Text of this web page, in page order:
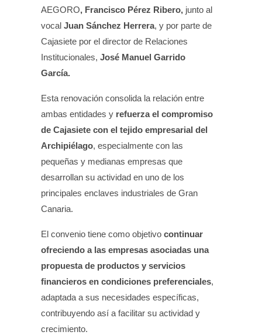
AEGORO, Francisco Pérez Ribero, junto al
vocal Juan Sánchez Herrera, y por parte de
Cajasiete por el director de Relaciones
Institucionales, José Manuel Garrido
García.
Esta renovación consolida la relación entre
ambas entidades y refuerza el compromiso
de Cajasiete con el tejido empresarial del
Archipiélago, especialmente con las
pequeñas y medianas empresas que
desarrollan su actividad en uno de los
principales enclaves industriales de Gran
Canaria.
El convenio tiene como objetivo continuar
ofreciendo a las empresas asociadas una
propuesta de productos y servicios
financieros en condiciones preferenciales,
adaptada a sus necesidades específicas,
contribuyendo así a facilitar su actividad y
crecimiento.